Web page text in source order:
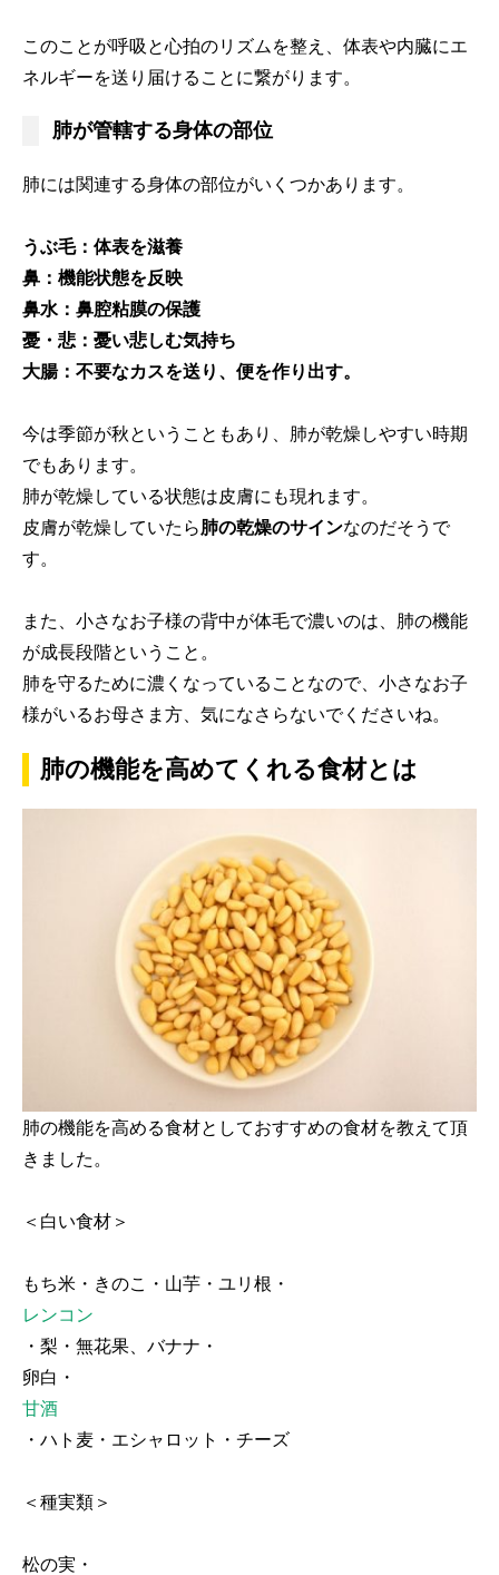
このことが呼吸と心拍のリズムを整え、体表や内臓にエ
ネルギーを送り届けることに繋がります。
肺が管轄する身体の部位
肺には関連する身体の部位がいくつかあります。
うぶ毛：体表を滋養
鼻：機能状態を反映
鼻水：鼻腔粘膜の保護
憂・悲：憂い悲しむ気持ち
大腸：不要なカスを送り、便を作り出す。
今は季節が秋ということもあり、肺が乾燥しやすい時期
でもあります。
肺が乾燥している状態は皮膚にも現れます。
皮膚が乾燥していたら肺の乾燥のサインなのだそうで
す。
また、小さなお子様の背中が体毛で濃いのは、肺の機能
が成長段階ということ。
肺を守るために濃くなっていることなので、小さなお子
様がいるお母さま方、気になさらないでくださいね。
肺の機能を高めてくれる食材とは
肺の機能を高める食材としておすすめの食材を教えて頂
きました。
＜白い食材＞
もち米・きのこ・山芋・ユリ根・
レンコン
・梨・無花果、バナナ・
卵白・
甘酒
・ハト麦・エシャロット・チーズ
＜種実類＞
松の実・